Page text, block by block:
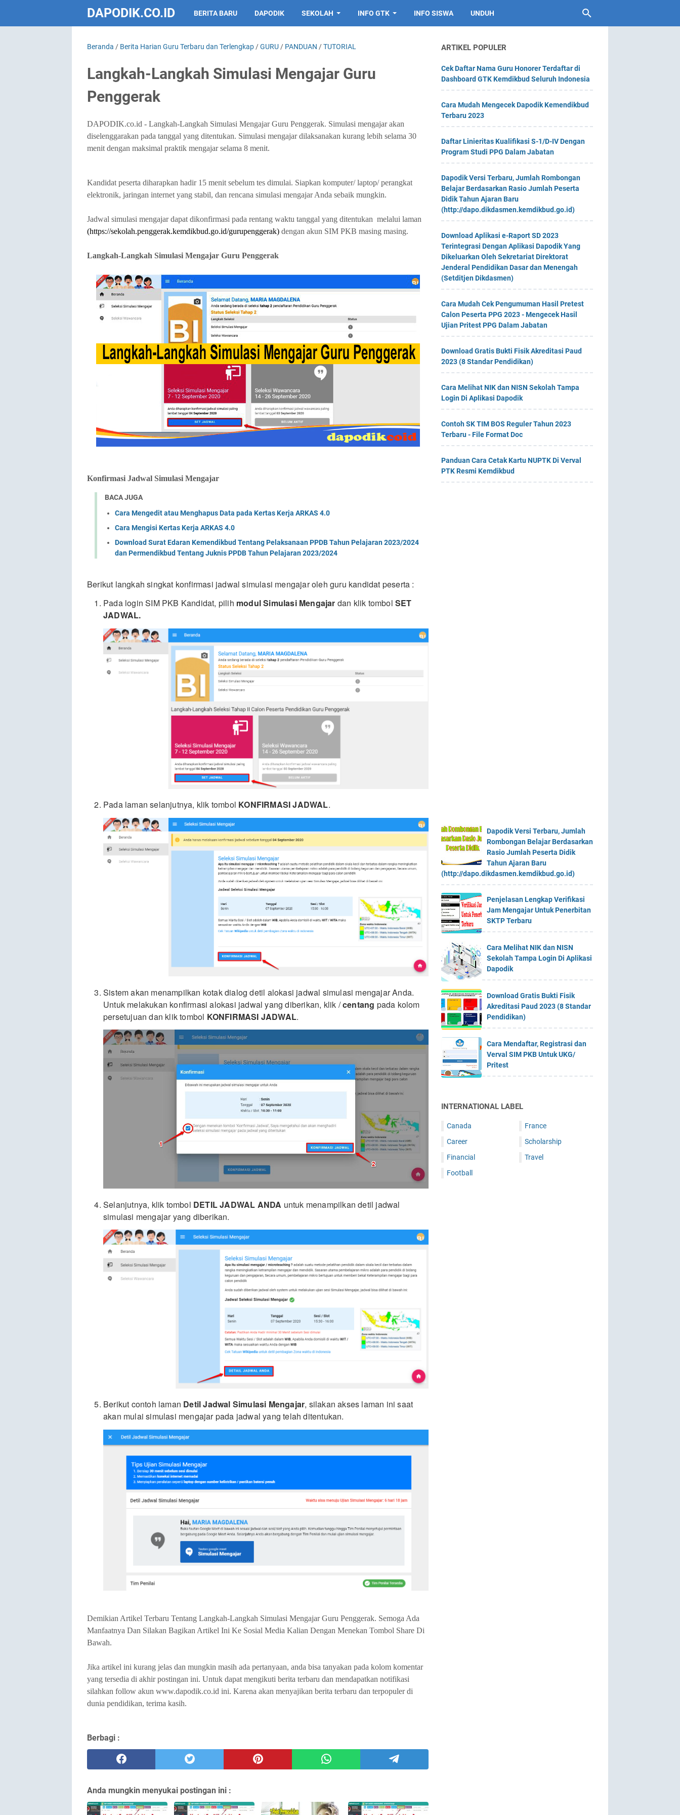
DAPODIK.CO.ID BERITA BARU DAPODIK SEKOLAH INFO GTK INFO SISWA UNDUH
Beranda / Berita Harian Guru Terbaru dan Terlengkap /GURU / PANDUAN /TUTORIAL
Langkah-Langkah Simulasi Mengajar Guru
Penggerak
DAPODIK.co.id - Langkah-Langkah Simulasi Mengajar Guru Penggerak. Simulasi mengajar akan
diselenggarakan pada tanggal yang ditentukan. Simulasi mengajar dilaksanakan kurang lebih selama 30
menit dengan maksimal praktik mengajar selama 8 menit.
Kandidat peserta diharapkan hadir 15 menit sebelum tes dimulai. Siapkan komputer/ laptop/ perangkat
elektronik, jaringan internet yang stabil, dan rencana simulasi mengajar Anda sebaik mungkin.
Jadwal simulasi mengajar dapat dikonfirmasi pada rentang waktu tanggal yang ditentukan melalui laman
(https://sekolah.penggerak.kemdikbud.go.id/gurupenggerak) dengan akun SIM PKB masing masing.
Langkah-Langkah Simulasi Mengajar Guru Penggerak
Konfirmasi Jadwal Simulasi Mengajar
BACA JUGA
Cara Mengedit atau Menghapus Data pada Kertas Kerja ARKAS 4.0
Cara Mengisi Kertas Kerja ARKAS 4.0
Download Surat Edaran Kemendikbud Tentang Pelaksanaan PPDB Tahun Pelajaran 2023/2024
dan Permendikbud Tentang Juknis PPDB Tahun Pelajaran 2023/2024
Berikut langkah singkat konfirmasi jadwal simulasi mengajar oleh guru kandidat peserta :
Pada login SIM PKB Kandidat, pilih modul Simulasi Mengajar dan klik tombolSET
JADWAL.
Pada laman selanjutnya, klik tombol KONFIRMASI JADWAL.
Sistem akan menampilkan kotak dialog detil alokasi jadwal simulasi mengajar Anda.
Untuk melakukan konfirmasi alokasi jadwal yang diberikan, klik /centang pada kolom
persetujuan dan klik tombol KONFIRMASI JADWAL.
Selanjutnya, klik tombol DETIL JADWAL ANDA untuk menampilkan detil jadwal
simulasi mengajar yang diberikan.
Berikut contoh laman Detil Jadwal Simulasi Mengajar, silakan akses laman ini saat
akan mulai simulasi mengajar pada jadwal yang telah ditentukan.
Demikian Artikel Terbaru Tentang Langkah-Langkah Simulasi Mengajar Guru Penggerak. Semoga Ada
Manfaatnya Dan Silakan Bagikan Artikel Ini Ke Sosial Media Kalian Dengan Menekan Tombol Share Di
Bawah.
Jika artikel ini kurang jelas dan mungkin masih ada pertanyaan, anda bisa tanyakan pada kolom komentar
yang tersedia di akhir postingan ini. Untuk dapat mengikuti berita terbaru dan mendapatkan notifikasi
silahkan follow akun www.dapodik.co.id ini. Karena akan menyajikan berita terbaru dan terpopuler di
dunia pendidikan, terima kasih.
Berbagi :
Anda mungkin menyukai postingan ini :
ARTIKEL POPULER
Cek Daftar Nama Guru Honorer Terdaftar di
Dashboard GTK Kemdikbud Seluruh Indonesia
Cara Mudah Mengecek Dapodik Kemendikbud
Terbaru 2023
Daftar Linieritas Kualifikasi S-1/D-IV Dengan
Program Studi PPG Dalam Jabatan
Dapodik Versi Terbaru, Jumlah Rombongan
Belajar Berdasarkan Rasio Jumlah Peserta
Didik Tahun Ajaran Baru
(http://dapo.dikdasmen.kemdikbud.go.id)
Download Aplikasi e-Raport SD 2023
Terintegrasi Dengan Aplikasi Dapodik Yang
Dikeluarkan Oleh Sekretariat Direktorat
Jenderal Pendidikan Dasar dan Menengah
(Setditjen Dikdasmen)
Cara Mudah Cek Pengumuman Hasil Pretest
Calon Peserta PPG 2023 - Mengecek Hasil
Ujian Pritest PPG Dalam Jabatan
Download Gratis Bukti Fisik Akreditasi Paud
2023 (8 Standar Pendidikan)
Cara Melihat NIK dan NISN Sekolah Tampa
Login Di Aplikasi Dapodik
Contoh SK TIM BOS Reguler Tahun 2023
Terbaru - File Format Doc
Panduan Cara Cetak Kartu NUPTK Di Verval
PTK Resmi Kemdikbud
Dapodik Versi Terbaru, Jumlah
Rombongan Belajar Berdasarkan
Rasio Jumlah Peserta Didik
Tahun Ajaran Baru
(http://dapo.dikdasmen.kemdikbud.go.id)
Penjelasan Lengkap Verifikasi
Jam Mengajar Untuk Penerbitan
SKTP Terbaru
Cara Melihat NIK dan NISN
Sekolah Tampa Login Di Aplikasi
Dapodik
Download Gratis Bukti Fisik
Akreditasi Paud 2023 (8 Standar
Pendidikan)
Cara Mendaftar, Registrasi dan
Verval SIM PKB Untuk UKG/
Pritest
INTERNATIONAL LABEL
Canada
Career
Financial
Football
France
Scholarship
Travel